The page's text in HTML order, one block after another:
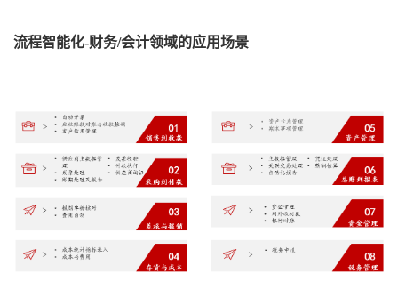
流程智能化-财务/会计领域的应用场景